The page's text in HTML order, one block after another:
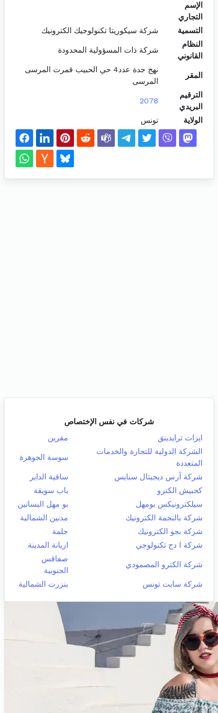
الإسم
التجاري
التسمية
شركة سيكوريتا تكنولوجيك الكترونيك
النظام
القانوني
شركة ذات المسؤولية المحدودة
المقر
نهج جدة عدد4 حي الحبيب قمرت المرسى
المرسى
الترقيم
البريدي
2078
الولاية تونس
شركات في نفس الإختصاص
ايزات ترايدينق
مقرين
الشركة الدولية للتجارة والخدمات
المتعددة
سوسة الجوهرة
شركة آرس ديجيتال سبايس
ساقية الداير
كحبيش الكترو
باب سويقة
سيلكترونيكس بومهل
بو مهل البساتين
شركة بالنجمة الكترونيك
مدنين الشمالية
شركة بجو الكترونيك
جلمة
شركة ا دج تكنولوجي
اريانة المدينة
شركة الكترو المصمودي
صفاقس
الجنوبية
شركة سابت تونس
بنزرت الشمالية